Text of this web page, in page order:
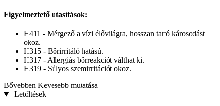
Figyelmeztető utasítások:
H411 - Mérgező a vízi élővilágra, hosszan tartó károsodást
okoz.
H315 - Bőrirritáló hatású.
H317 - Allergiás bőrreakciót válthat ki.
H319 - Súlyos szemirritációt okoz.
Bővebben Kevesebb mutatása
Letöltések